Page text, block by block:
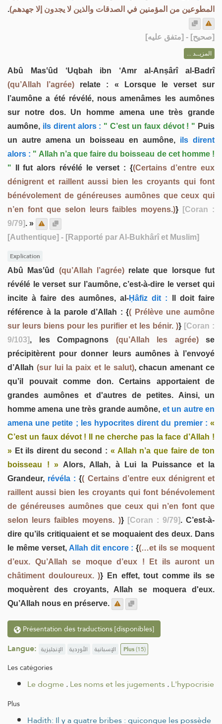
المطوعين من المؤمنين في الصدقات والذين لا يجدون إلا جهدهم).
[صحيح] - [متفق عليه]
المزيــد ...
Abû Masʽûd ‘Uqbah ibn ‘Amr al-Anṣârî al-Badrî
(qu’Allah l’agrée) relate : « Lorsque le verset sur
l’aumône a été révélé, nous amenâmes les aumônes
sur notre dos. Un homme amena une très grande
aumône, ils dirent alors : " C’est un faux dévot ! " Puis
un autre amena un boisseau en aumône, ils dirent
alors : " Allah n’a que faire du boisseau de cet homme !
" Il fut alors révélé le verset : {(Certains d’entre eux
dénigrent et raillent aussi bien les croyants qui font
bénévolement de généreuses aumônes que ceux qui
n’en font que selon leurs faibles moyens.)}
[Coran :
9/79]. »
[Authentique] - [Rapporté par Al-Bukhârî et Muslim]
Explication
Abû Masʽûd (qu’Allah l’agrée)relate que lorsque fut
révélé le verset sur l’aumône, c’est-à-dire le verset qui
incite à faire des aumônes, al-Ḥâfiz dit : Il doit faire
référence à la parole d’Allah : {( Prélève une aumône
sur leurs biens pour les purifier et les bénir. )} [Coran :
9/103], les Compagnons (qu’Allah les agrée)se
précipitèrent pour donner leurs aumônes à l’envoyé
d’Allah (sur lui la paix et le salut), chacun amenant ce
qu’il pouvait comme don. Certains apportaient de
grandes aumônes et d'autres de petites. Ainsi, un
homme amena une très grande aumône, et un autre en
amena une petite ; les hypocrites dirent du premier : «
C’est un faux dévot ! Il ne cherche pas la face d’Allah !
» Et ils dirent du second : « Allah n’a que faire de ton
boisseau ! » Alors, Allah, à Lui la Puissance et la
Grandeur, révéla : {( Certains d’entre eux dénigrent et
raillent aussi bien les croyants qui font bénévolement
de généreuses aumônes que ceux qui n’en font que
selon leurs faibles moyens. )} [Coran : 9/79]. C’est-à-
dire qu’ils critiquaient et se moquaient des deux. Dans
le même verset,Allah dit encore : {(…et ils se moquent
d’eux. Qu’Allah se moque d’eux ! Et ils auront un
châtiment douloureux. )} En effet, tout comme ils se
moquèrent des croyants, Allah se moquera d'eux.
Qu’Allah nous en préserve.
Présentation des traductions [disponibles]
Langue: الإنجليزية الأوردية الإسبانية Plus(15)
Les catégories
Le dogme .Les noms et les jugements.L'hypocrisie
Plus
Hadith: Il y a quatre bribes : quiconque les possède